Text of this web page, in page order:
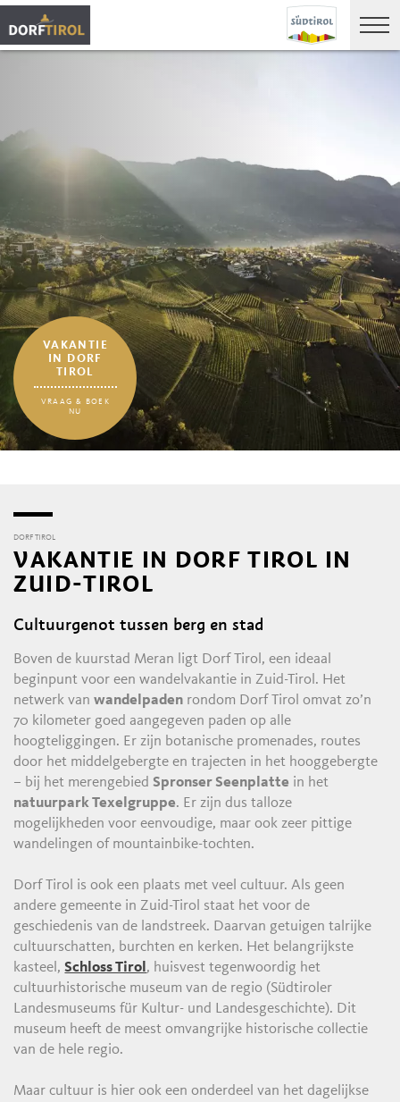
VAKANTIE
IN DORF
TIROL
VRAAG & BOEK
NU
DORF TIROL
VAKANTIE IN DORF TIROL IN
ZUID-TIROL
Cultuurgenot tussen berg en stad
Boven de kuurstad Meran ligt Dorf Tirol, een ideaal
beginpunt voor een wandelvakantie in Zuid-Tirol. Het
netwerk vanwandelpaden rondom Dorf Tirol omvat zo’n
70 kilometer goed aangegeven paden op alle
hoogteliggingen. Er zijn botanische promenades, routes
door het middelgebergte en trajecten in het hooggebergte
– bij het merengebiedSpronser Seenplatte in het
natuurpark Texelgruppe. Er zijn dus talloze
mogelijkheden voor eenvoudige, maar ook zeer pittige
wandelingen of mountainbike-tochten.
Dorf Tirol is ook een plaats met veel cultuur. Als geen
andere gemeente in Zuid-Tirol staat het voor de
geschiedenis van de landstreek. Daarvan getuigen talrijke
cultuurschatten, burchten en kerken. Het belangrijkste
kasteel,Schloss Tirol , huisvest tegenwoordig het
cultuurhistorische museum van de regio (Südtiroler
Landesmuseums für Kultur- und Landesgeschichte). Dit
museum heeft de meest omvangrijke historische collectie
van de hele regio.
Maar cultuur is hier ook een onderdeel van het dagelijkse